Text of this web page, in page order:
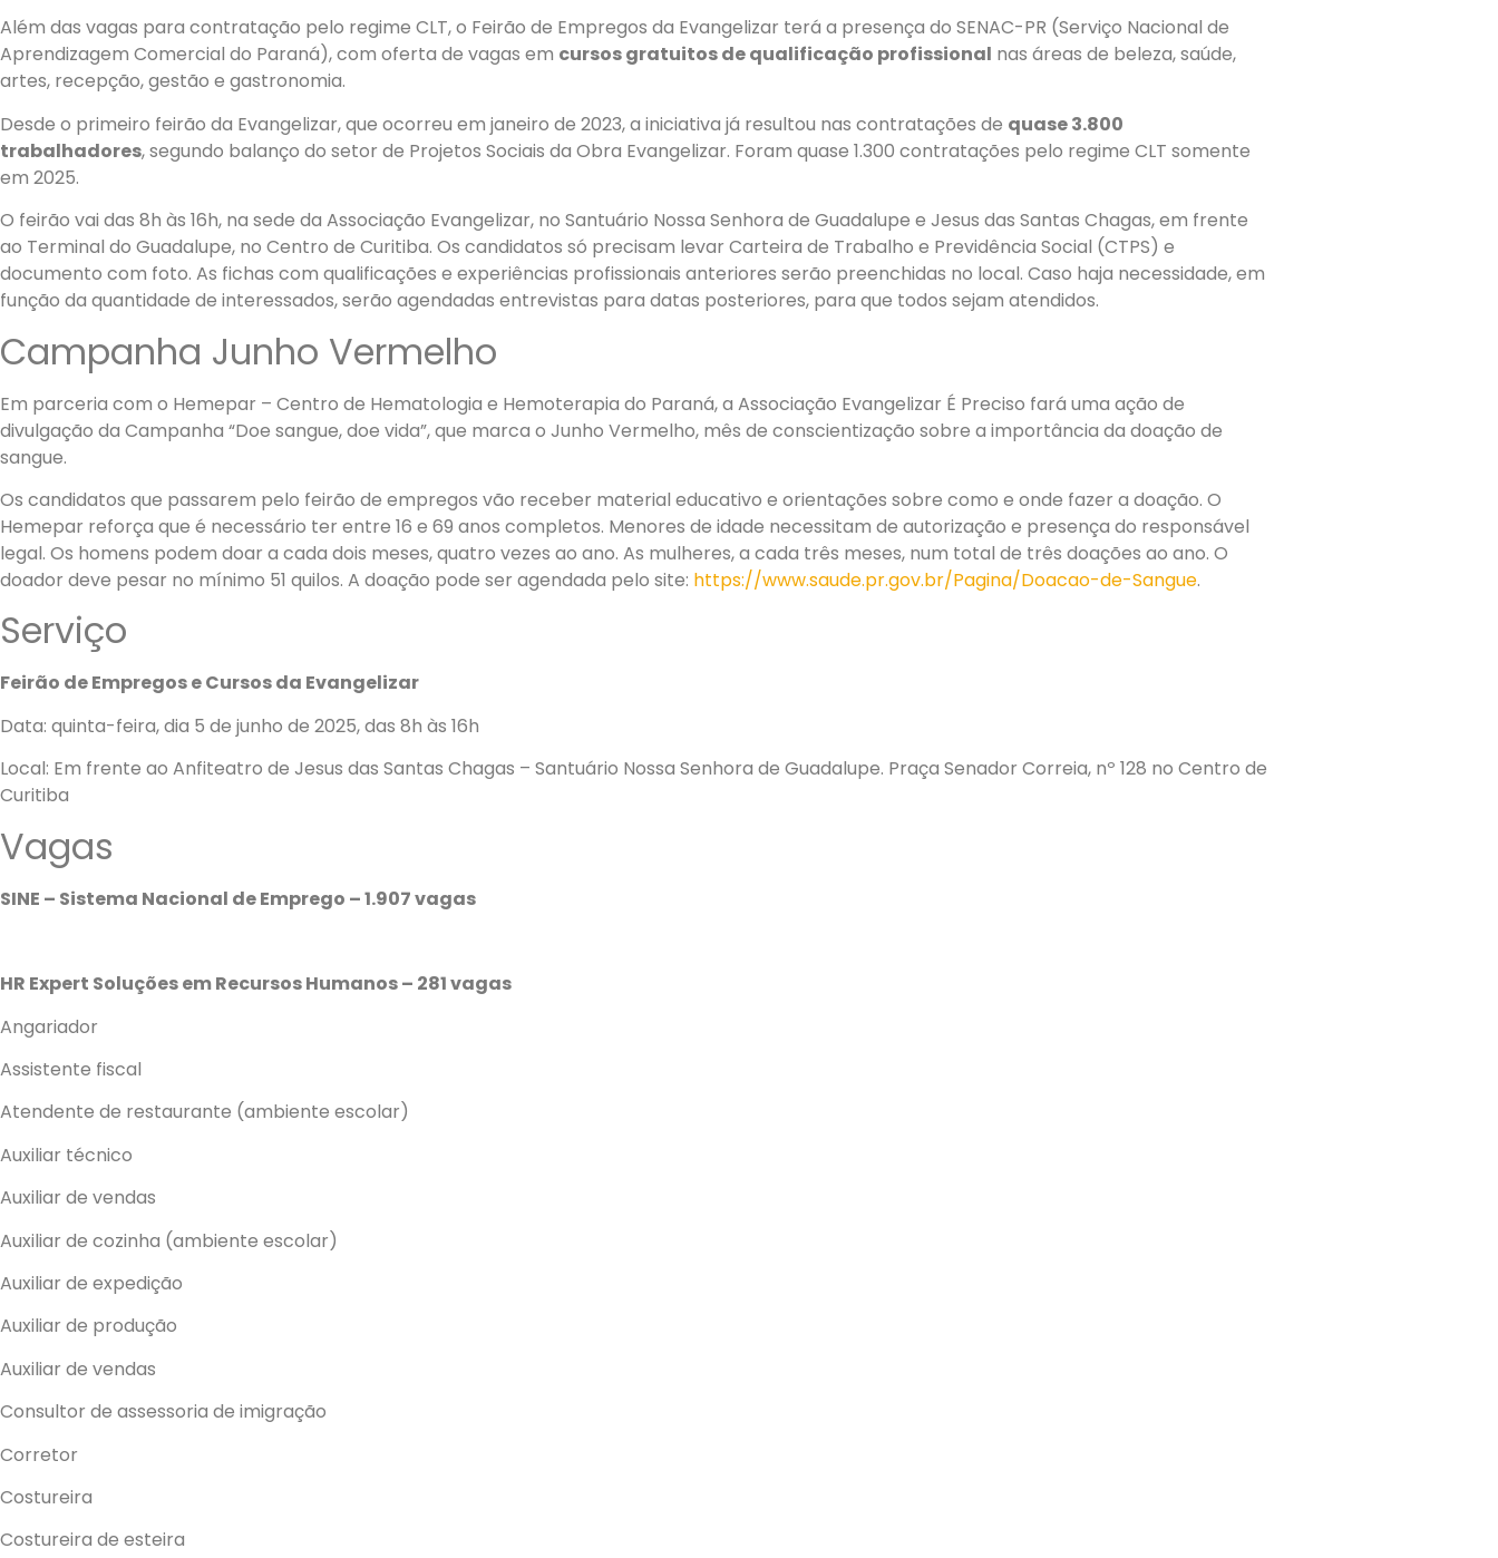
Além das vagas para contratação pelo regime CLT, o Feirão de Empregos da Evangelizar terá a presença do SENAC-PR (Serviço Nacional de
Aprendizagem Comercial do Paraná), com oferta de vagas em cursos gratuitos de qualificação profissional nas áreas de beleza, saúde,
artes, recepção, gestão e gastronomia.
Desde o primeiro feirão da Evangelizar, que ocorreu em janeiro de 2023, a iniciativa já resultou nas contratações de quase 3.800
trabalhadores, segundo balanço do setor de Projetos Sociais da Obra Evangelizar. Foram quase 1.300 contratações pelo regime CLT somente
em 2025.
O feirão vai das 8h às 16h, na sede da Associação Evangelizar, no Santuário Nossa Senhora de Guadalupe e Jesus das Santas Chagas, em frente
ao Terminal do Guadalupe, no Centro de Curitiba. Os candidatos só precisam levar Carteira de Trabalho e Previdência Social (CTPS) e
documento com foto. As fichas com qualificações e experiências profissionais anteriores serão preenchidas no local. Caso haja necessidade, em
função da quantidade de interessados, serão agendadas entrevistas para datas posteriores, para que todos sejam atendidos.
Campanha Junho Vermelho
Em parceria com o Hemepar – Centro de Hematologia e Hemoterapia do Paraná, a Associação Evangelizar É Preciso fará uma ação de
divulgação da Campanha “Doe sangue, doe vida”, que marca o Junho Vermelho, mês de conscientização sobre a importância da doação de
sangue.
Os candidatos que passarem pelo feirão de empregos vão receber material educativo e orientações sobre como e onde fazer a doação. O
Hemepar reforça que é necessário ter entre 16 e 69 anos completos. Menores de idade necessitam de autorização e presença do responsável
legal. Os homens podem doar a cada dois meses, quatro vezes ao ano. As mulheres, a cada três meses, num total de três doações ao ano. O
doador deve pesar no mínimo 51 quilos. A doação pode ser agendada pelo site: https://www.saude.pr.gov.br/Pagina/Doacao-de-Sangue.
Serviço
Feirão de Empregos e Cursos da Evangelizar
Data: quinta-feira, dia 5 de junho de 2025, das 8h às 16h
Local: Em frente ao Anfiteatro de Jesus das Santas Chagas – Santuário Nossa Senhora de Guadalupe. Praça Senador Correia, nº 128 no Centro de
Curitiba
Vagas
SINE – Sistema Nacional de Emprego – 1.907 vagas
HR Expert Soluções em Recursos Humanos – 281 vagas
Angariador
Assistente fiscal
Atendente de restaurante (ambiente escolar)
Auxiliar técnico
Auxiliar de vendas
Auxiliar de cozinha (ambiente escolar)
Auxiliar de expedição
Auxiliar de produção
Auxiliar de vendas
Consultor de assessoria de imigração
Corretor
Costureira
Costureira de esteira